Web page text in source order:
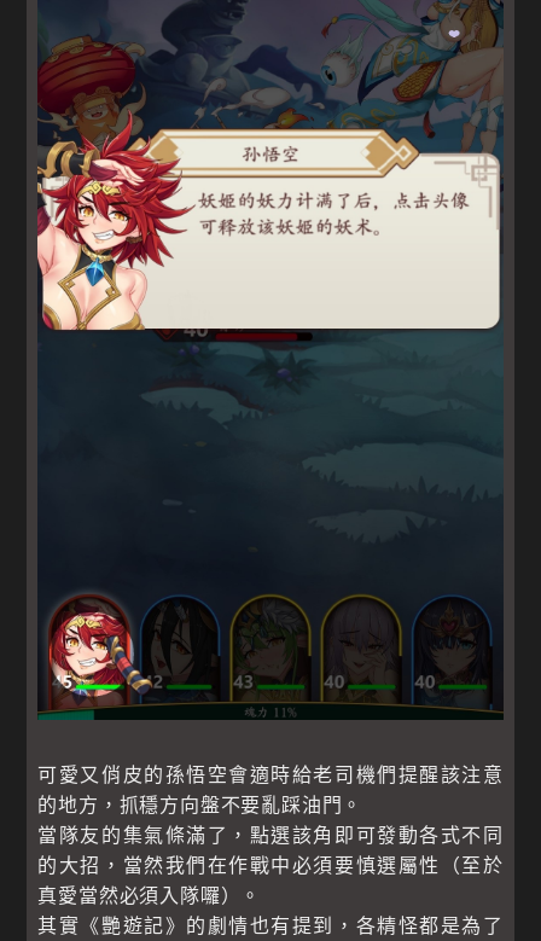
可愛又俏皮的孫悟空會適時給老司機們提醒該注意
的地方，抓穩方向盤不要亂踩油門。
當隊友的集氣條滿了，點選該角即可發動各式不同
的大招，當然我們在作戰中必須要慎選屬性（至於
真愛當然必須入隊囉）。
其實《艷遊記》的劇情也有提到，各精怪都是為了